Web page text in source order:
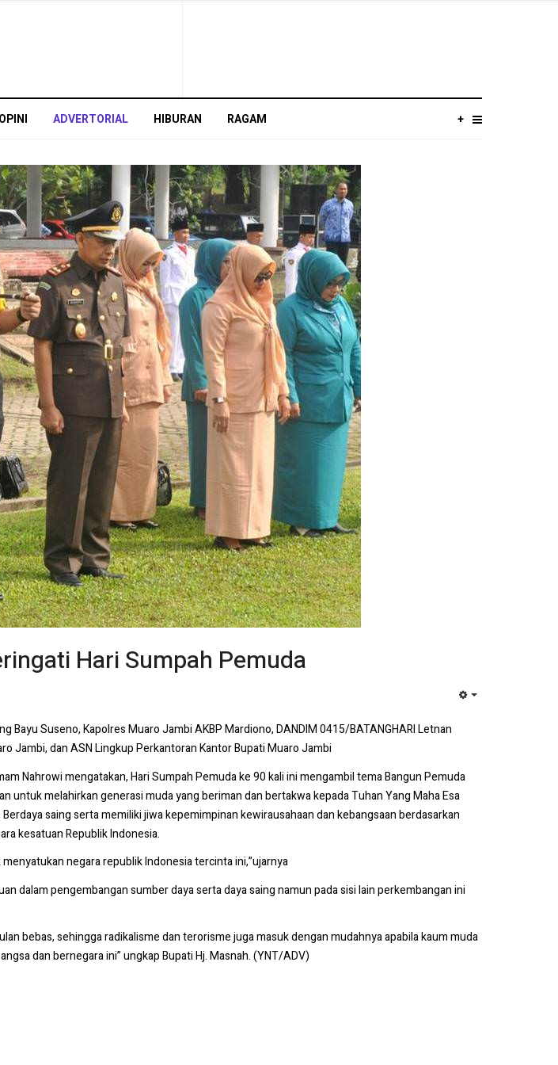
OPINI ADVERTORIAL HIBURAN RAGAM +
Hari Sumpah Pemuda
Suseno, Kapolres Muaro Jambi AKBP Mardiono, DANDIM 0415/BATANGHARI Letnan
Jambi, dan ASN Lingkup Perkantoran Kantor Bupati Muaro Jambi
Nahrowi mengatakan, Hari Sumpah Pemuda ke 90 kali ini mengambil tema Bangun Pemuda
melahirkan generasi muda yang beriman dan bertakwa kepada Tuhan Yang Maha Esa
saing serta memiliki jiwa kepemimpinan kewirausahaan dan kebangsaan berdasarkan
kesatuan Republik Indonesia.
negara republik Indonesia tercinta ini,”ujarnya
dalam pengembangan sumber daya serta daya saing namun pada sisi lain perkembangan ini
bebas, sehingga radikalisme dan terorisme juga masuk dengan mudahnya apabila kaum muda
dan bernegara ini” ungkap Bupati Hj. Masnah. (YNT/ADV)